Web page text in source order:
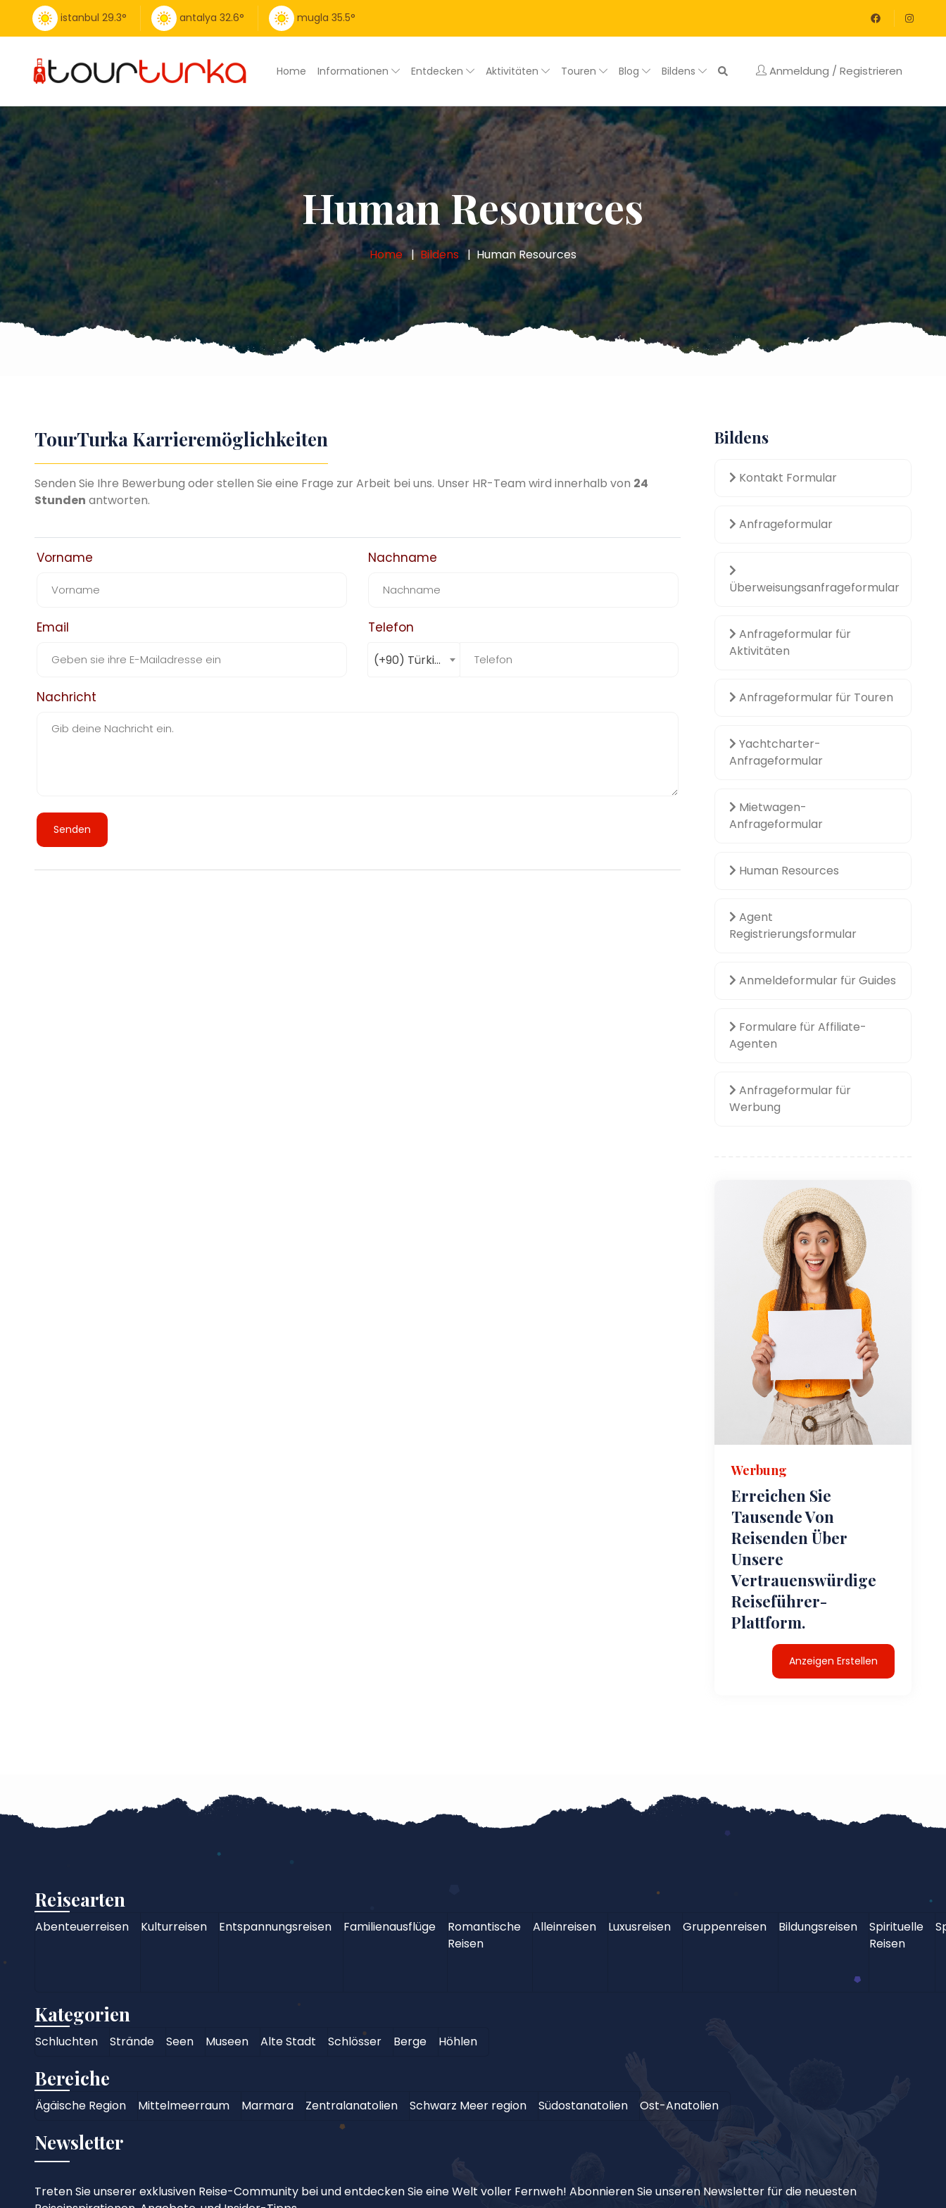
istanbul 29.3° antalya 32.6° mugla 35.5°
Home Informationen Entdecken Aktivitäten Touren Blog Bildens Anmeldung / Registrieren
Human Resources
Home Bildens Human Resources
TourTurka Karrieremöglichkeiten
Senden Sie Ihre Bewerbung oder stellen Sie eine Frage zur Arbeit bei uns. Unser HR-Team wird innerhalb von 24
Stunden antworten.
Vorname Nachname
Email Telefon
(+90) Türkiye
Nachricht
Senden
Bildens
Kontakt Formular
Anfrageformular
Überweisungsanfrageformular
Anfrageformular für
Aktivitäten
Anfrageformular für Touren
Yachtcharter-
Anfrageformular
Mietwagen-
Anfrageformular
Human Resources
Agent
Registrierungsformular
Anmeldeformular für Guides
Formulare für Affiliate-
Agenten
Anfrageformular für
Werbung
Werbung
Erreichen Sie
Tausende Von
Reisenden Über
Unsere
Vertrauenswürdige
Reiseführer-
Plattform.
Anzeigen Erstellen
Reisearten
Abenteuerreisen Kulturreisen Entspannungsreisen Familienausflüge
Romantische
Reisen
Alleinreisen Luxusreisen Gruppenreisen Bildungsreisen
Spirituelle
Reisen
Kategorien
Schluchten Strände Seen Museen Alte Stadt Schlösser Berge Höhlen
Bereiche
Ägäische Region Mittelmeerraum Marmara Zentralanatolien Schwarz Meer region Südostanatolien Ost-Anatolien
Newsletter
Treten Sie unserer exklusiven Reise-Community bei und entdecken Sie eine Welt voller Fernweh! Abonnieren Sie unseren Newsletter für die neuesten